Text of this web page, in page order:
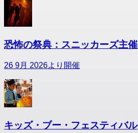
恐怖の祭典：スニッカーズ主催
26 9月 2026より開催
キッズ・ブー・フェスティバル